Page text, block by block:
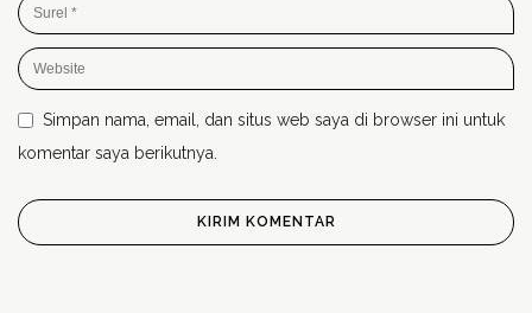
Simpan nama, email, dan situs web saya di browser ini untuk
komentar saya berikutnya.